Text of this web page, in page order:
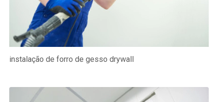
instalação de forro de gesso drywall